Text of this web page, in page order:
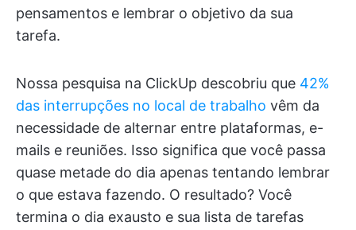
pensamentos e lembrar o objetivo da sua
tarefa.
Nossa pesquisa na ClickUp descobriu que 42%
das interrupções no local de trabalho vêm da
necessidade de alternar entre plataformas, e-
mails e reuniões. Isso significa que você passa
quase metade do dia apenas tentando lembrar
o que estava fazendo. O resultado? Você
termina o dia exausto e sua lista de tarefas